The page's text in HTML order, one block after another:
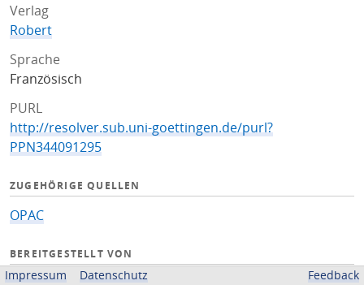
Verlag
Robert
Sprache
Französisch
PURL
http://resolver.sub.uni-goettingen.de/purl?
PPN344091295
ZUGEHÖRIGE QUELLEN
OPAC
BEREITGESTELLT VON
Impressum Datenschutz Feedback